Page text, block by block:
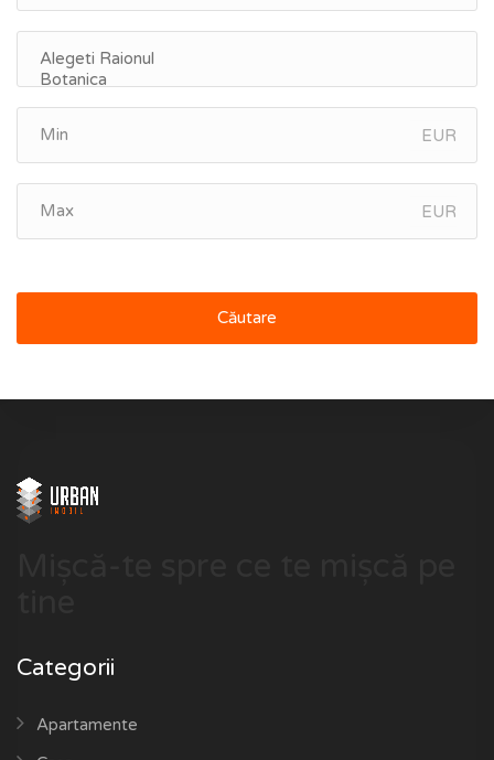
EUR
EUR
Căutare
Categorii
Apartamente